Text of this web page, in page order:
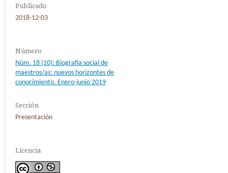
Publicado
2018-12-03
Número
Núm. 18 (10): Biografía social de
maestros/as: nuevos horizontes de
conocimiento. Enero-junio 2019
Sección
Presentación
Licencia